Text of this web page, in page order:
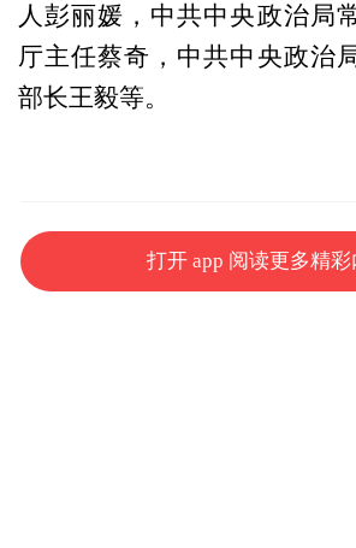
人彭丽媛，中共中央政治局
厅主任蔡奇，中共中央政治
部长王毅等。
打开 app 阅读更多精彩